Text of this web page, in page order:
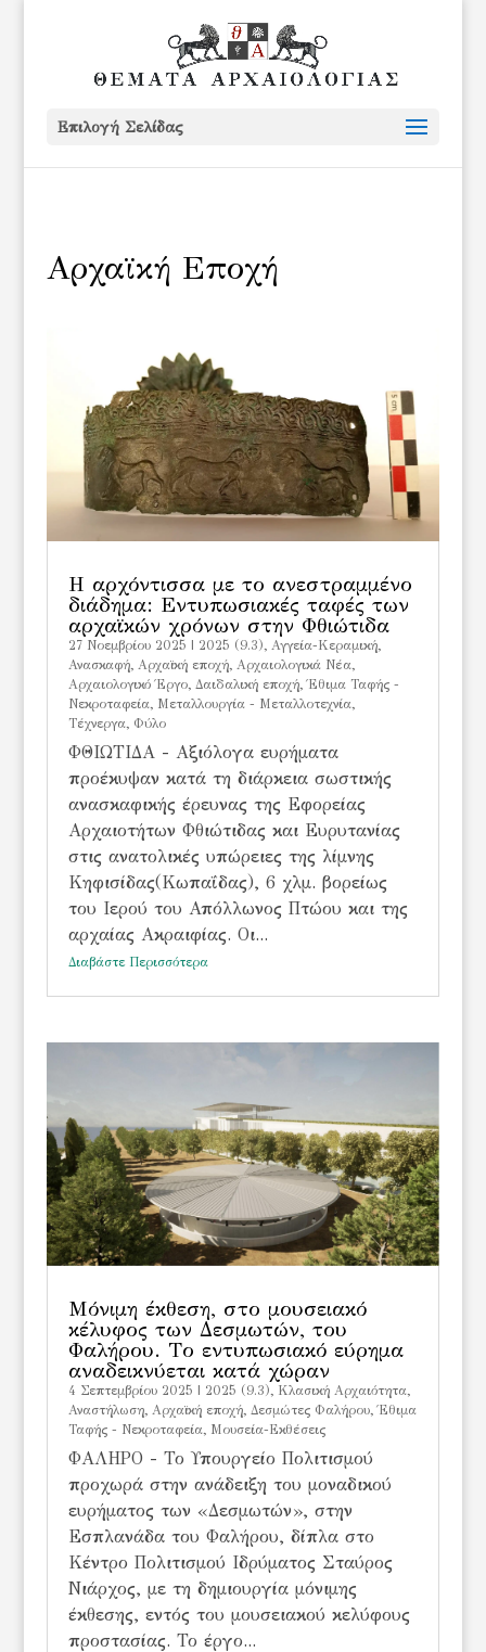
Επιλογή Σελίδας
Αρχαϊκή Εποχή
Η αρχόντισσα με το ανεστραμμένο
διάδημα: Εντυπωσιακές ταφές των
αρχαϊκών χρόνων στην Φθιώτιδα
27 Νοεμβρίου 2025 2025 (9.3), Αγγεία-Κεραμική,
Ανασκαφή, Αρχαϊκή εποχή, Αρχαιολογικά Νέα,
Αρχαιολογικό Έργο, Δαιδαλική εποχή,Έθιμα Ταφής -
Νεκροταφεία, Μεταλλουργία - Μεταλλοτεχνία,
Τέχνεργα, Φύλο
ΦΘΙΩΤΙΔΑ - Αξιόλογα ευρήματα
προέκυψαν κατά τη διάρκεια σωστικής
ανασκαφικής έρευνας της Εφορείας
Αρχαιοτήτων Φθιώτιδας και Ευρυτανίας
στις ανατολικές υπώρειες της λίμνης
Κηφισίδας(Κωπαΐδας), 6 χλμ. βορείως
του Ιερού του Απόλλωνος Πτώου και της
αρχαίας Ακραιφίας. Οι...
Διαβάστε Περισσότερα
Μόνιμη έκθεση, στο μουσειακό
κέλυφος των Δεσμωτών, του
Φαλήρου. Tο εντυπωσιακό εύρημα
αναδεικνύεται κατά χώραν
4 Σεπτεμβρίου 2025 | 2025 (9.3), Kλασική Αρχαιότητα,
Αναστήλωση, Αρχαϊκή εποχή, Δεσμώτες Φαλήρου,Έθιμα
Ταφής - Νεκροταφεία, Μουσεία-Εκθέσεις
ΦΑΛΗΡΟ - Το Υπουργείο Πολιτισμού
προχωρά στην ανάδειξη του μοναδικού
ευρήματος των «Δεσμωτών», στην
Εσπλανάδα του Φαλήρου, δίπλα στο
Κέντρο Πολιτισμού Ιδρύματος Σταύρος
Νιάρχος, με τη δημιουργία μόνιμης
έκθεσης, εντός του μουσειακού κελύφους
προστασίας. Το έργο...